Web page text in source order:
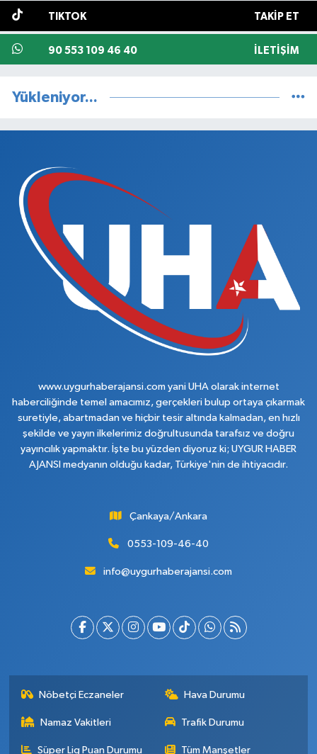
TIKTOK TAKIP ET
90 553 109 46 40 İLETIŞIM
Yükleniyor...
www.uygurhaberajansi.com yani UHA olarak internet
haberciliğinde temel amacımız, gerçekleri bulup ortaya çıkarmak
suretiyle, abartmadan ve hiçbir tesir altında kalmadan, en hızlı
şekilde ve yayın ilkelerimiz doğrultusunda tarafsız ve doğru
yayıncılık yapmaktır. İşte bu yüzden diyoruz ki; UYGUR HABER
AJANSI medyanın olduğu kadar, Türkiye'nin de ihtiyacıdır.
Çankaya/Ankara
0553-109-46-40
info@uygurhaberajansi.com
Nöbetçi Eczaneler Hava Durumu
Namaz Vakitleri Trafik Durumu
Süper Lig Puan Durumu Tüm Manşetler